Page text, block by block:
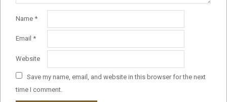
Name *
Email *
Website
Save my name, email, and website in this browser for the next
time I comment.